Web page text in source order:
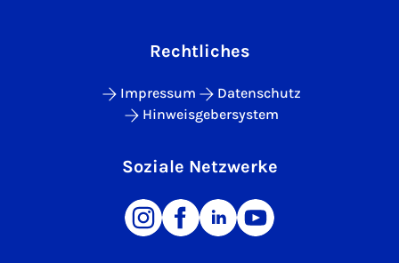
Rechtliches
Impressum
Datenschutz
Hinweisgebersystem
Soziale Netzwerke